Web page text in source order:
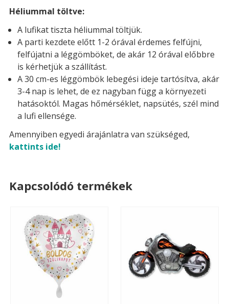
Héliummal töltve:
A lufikat tiszta héliummal töltjük.
A parti kezdete előtt 1-2 órával érdemes felfújni,
felfújatni a léggömböket, de akár 12 órával előbbre
is kérhetjük a szállítást.
A 30 cm-es léggömbök lebegési ideje tartósítva, akár
3-4 nap is lehet, de ez nagyban függ a környezeti
hatásoktól. Magas hőmérséklet, napsütés, szél mind
a lufi ellensége.
Amennyiben egyedi árajánlatra van szükséged,
kattints ide!
Kapcsolódó termékek